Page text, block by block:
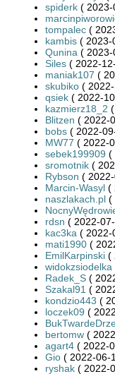
spiderk ( 2023-
tompalec (
kambis ( 2023-
Qunina ( 2023-
Siles ( 2022-
maniak107 (
skubiko (
qsiek ( 2022-
kazmierz18_2
Blitzen ( 2022-
bobs ( 2022-
MW77 ( 2022-
sebek199909 (
sromotnik (
Rybson (
Marcin-Wasyl (
naszlakach.pl (
rdsn ( 2022-
kac3ka ( 2022-
mati1990 (
EmilKarpinski (
widokzsiodelka
Radek_S (
Szakal91 (
kondzio443 (
loczek09 (
bertomw (
agart4 ( 2022-
Gio ( 2022-06-
ryshak ( 2022-